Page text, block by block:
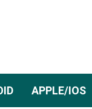
APPLE/IOS